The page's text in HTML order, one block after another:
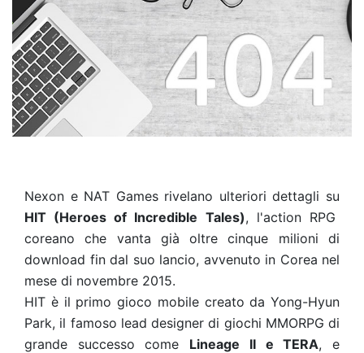
Nexon e NAT Games rivelano ulteriori dettagli su
HIT (Heroes of Incredible Tales), l'action RPG
coreano che vanta già oltre cinque milioni di
download fin dal suo lancio, avvenuto in Corea nel
mese di novembre 2015.
HIT è il primo gioco mobile creato da Yong-Hyun
Park, il famoso lead designer di giochi MMORPG di
grande successo come Lineage II e TERA, e